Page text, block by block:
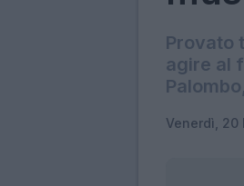
Provato
agire al
Venerdì, 20